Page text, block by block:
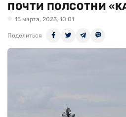
ПОЧТИ ПОЛСОТНИ
15 марта, 2023, 10:01
Поделиться